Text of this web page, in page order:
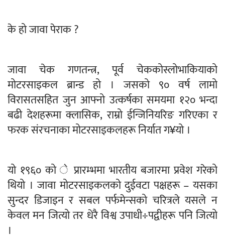
के हो जावा पेराक ?
जावा चेक गणतन्त्र, पूर्व चेककोस्लोभाकियाको
मोटरसाइकल ब्रान्ड हो । जसको ९० वर्ष लामो
विरासतसहित जुन आफ्नो उत्कर्षका समयमा १२० भन्दा
बढी देशहरूमा क्लासिक, राम्रो ईन्जिनियरिङ गरिएका र
फरक संरचनाका मोटरसाइकलहरू निर्यात ग¥यो ।
यो १९६० को े प्रारम्भमा भारतीय बजारमा प्रवेश गरेको
थियो । जावा मोटरसाइकलको दुईवटा पक्षहरू – यसका
सुन्दर डिजाइन र सबल पर्फमेन्सको चरित्रले यसले न
केवल मन जित्यो तर धेरै विश्व उपाधी÷पद्वीहरू पनि जित्यो
।